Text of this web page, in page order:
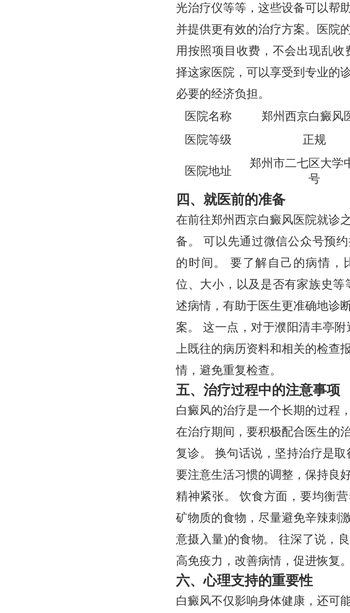
光治疗仪等等，这些设备可以帮
并提供更有效的治疗方案。医院
用按照项目收费，不会出现乱
择这家医院，可以享受到专业的
必要的经济负担。
医院名称
郑州西京白癜风
医院等级
正规
医院地址
郑州市二七区大学
号
四、就医前的准备
在前往郑州西京白癜风医院就诊
备。 可以先通过微信公众号预
的时间。 要了解自己的病情，
位、大小，以及是否有家族史
述病情，有助于医生更准确地诊
案。 这一点，对于濮阳清丰亭
上既往的病历资料和相关的检查
情，避免重复检查。
五、治疗过程中的注意事项
白癜风的治疗是一个长期的过程
在治疗期间，要积极配合医生的
复诊。 换句话说，坚持治疗是
要注意生活习惯的调整，保持良
精神紧张。 饮食方面，要均衡
矿物质的食物，尽量避免辛辣刺
意摄入量)的食物。 往深了说，
高免疫力，改善病情，促进恢复。
六、心理支持的重要性
白癜风不仅影响身体健康，还可